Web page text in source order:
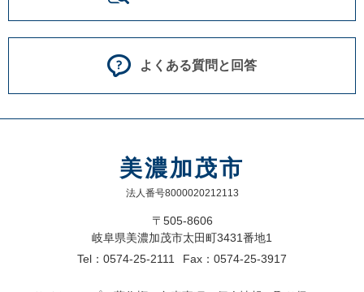
よくある質問と回答
美濃加茂市
法人番号8000020212113
〒505-8606
岐阜県美濃加茂市太田町3431番地1
Tel：0574-25-2111
Fax：0574-25-3917